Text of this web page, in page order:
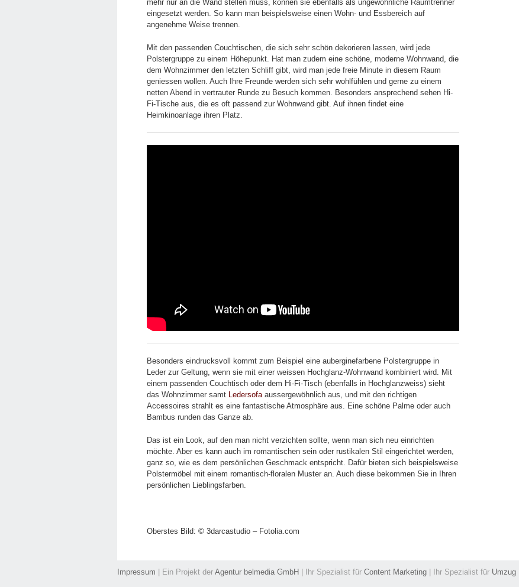
mehr nur an die Wand stellen muss, können sie ebenfalls als ungewöhnliche Raumtrenner
eingesetzt werden. So kann man beispielsweise einen Wohn- und Essbereich auf
angenehme Weise trennen.
Mit den passenden Couchtischen, die sich sehr schön dekorieren lassen, wird jede
Polstergruppe zu einem Höhepunkt. Hat man zudem eine schöne, moderne Wohnwand, die
dem Wohnzimmer den letzten Schliff gibt, wird man jede freie Minute in diesem Raum
geniessen wollen. Auch Ihre Freunde werden sich sehr wohlfühlen und gerne zu einem
netten Abend in vertrauter Runde zu Besuch kommen. Besonders ansprechend sehen Hi-
Fi-Tische aus, die es oft passend zur Wohnwand gibt. Auf ihnen findet eine
Heimkinoanlage ihren Platz.
Besonders eindrucksvoll kommt zum Beispiel eine auberginefarbene Polstergruppe in
Leder zur Geltung, wenn sie mit einer weissen Hochglanz-Wohnwand kombiniert wird. Mit
einem passenden Couchtisch oder dem Hi-Fi-Tisch (ebenfalls in Hochglanzweiss) sieht
das Wohnzimmer samt Ledersofa aussergewöhnlich aus, und mit den richtigen
Accessoires strahlt es eine fantastische Atmosphäre aus. Eine schöne Palme oder auch
Bambus runden das Ganze ab.
Das ist ein Look, auf den man nicht verzichten sollte, wenn man sich neu einrichten
möchte. Aber es kann auch im romantischen sein oder rustikalen Stil eingerichtet werden,
ganz so, wie es dem persönlichen Geschmack entspricht. Dafür bieten sich beispielsweise
Polstermöbel mit einem romantisch-floralen Muster an. Auch diese bekommen Sie in Ihren
persönlichen Lieblingsfarben.
Oberstes Bild: © 3darcastudio – Fotolia.com
Impressum | Ein Projekt der Agentur belmedia GmbH | Ihr Spezialist für Content Marketing | Ihr Spezialist für Umzug